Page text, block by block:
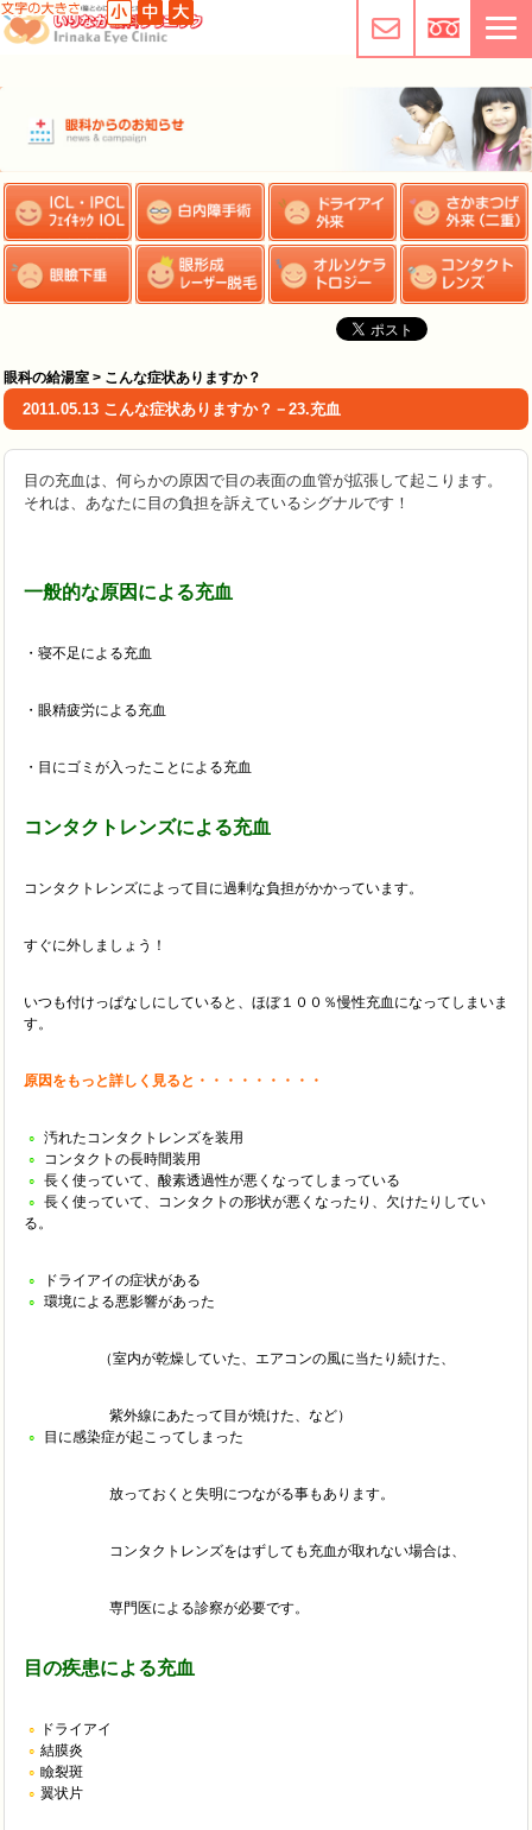
眼科の給湯室 > こんな症状ありますか？
2011.05.13 こんな症状ありますか？－23.充血
目の充血は、何らかの原因で目の表面の血管が拡張して起こります。
それは、あなたに目の負担を訴えているシグナルです！
一般的な原因による充血
・寝不足による充血
・眼精疲労による充血
・目にゴミが入ったことによる充血
コンタクトレンズによる充血
コンタクトレンズによって目に過剰な負担がかかっています。
すぐに外しましょう！
いつも付けっぱなしにしていると、ほぼ１００％慢性充血になってしまいま
す。
原因をもっと詳しく見ると・・・・・・・・・
汚れたコンタクトレンズを装用
コンタクトの長時間装用
長く使っていて、酸素透過性が悪くなってしまっている
長く使っていて、コンタクトの形状が悪くなったり、欠けたりしてい
る。
ドライアイの症状がある
環境による悪影響があった
（室内が乾燥していた、エアコンの風に当たり続けた、
紫外線にあたって目が焼けた、など）
目に感染症が起こってしまった
放っておくと失明につながる事もあります。
コンタクトレンズをはずしても充血が取れない場合は、
専門医による診察が必要です。
目の疾患による充血
ドライアイ
結膜炎
瞼裂斑
翼状片